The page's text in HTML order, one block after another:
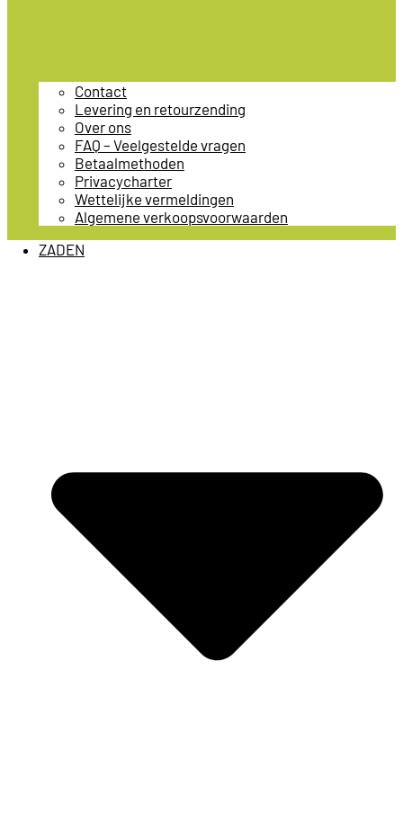
Contact
Levering en retourzending
Over ons
FAQ – Veelgestelde vragen
Betaalmethoden
Privacycharter
Wettelijke vermeldingen
Algemene verkoopsvoorwaarden
ZADEN